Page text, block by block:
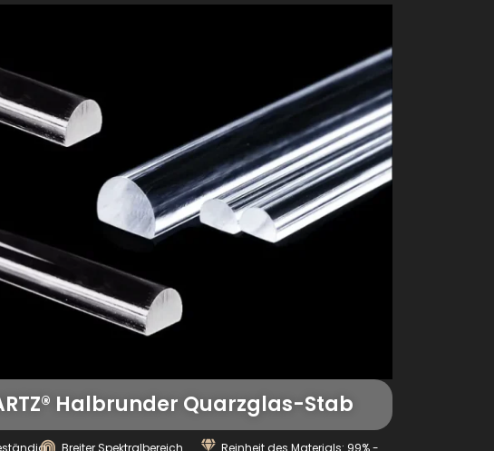
Halbrunder Quarzglas-Stab
Breiter Spektralbereich
Reinheit des Materials: 99% -